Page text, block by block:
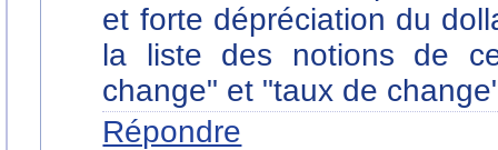
et forte dépréciation du
la liste des notions de
change" et "taux de
Répondre